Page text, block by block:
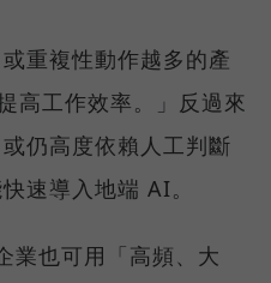
重複性動作越多的產
高工作效率。」反過來
仍高度依賴人工判斷
速導入地端 AI。
業也可用「高頻、大